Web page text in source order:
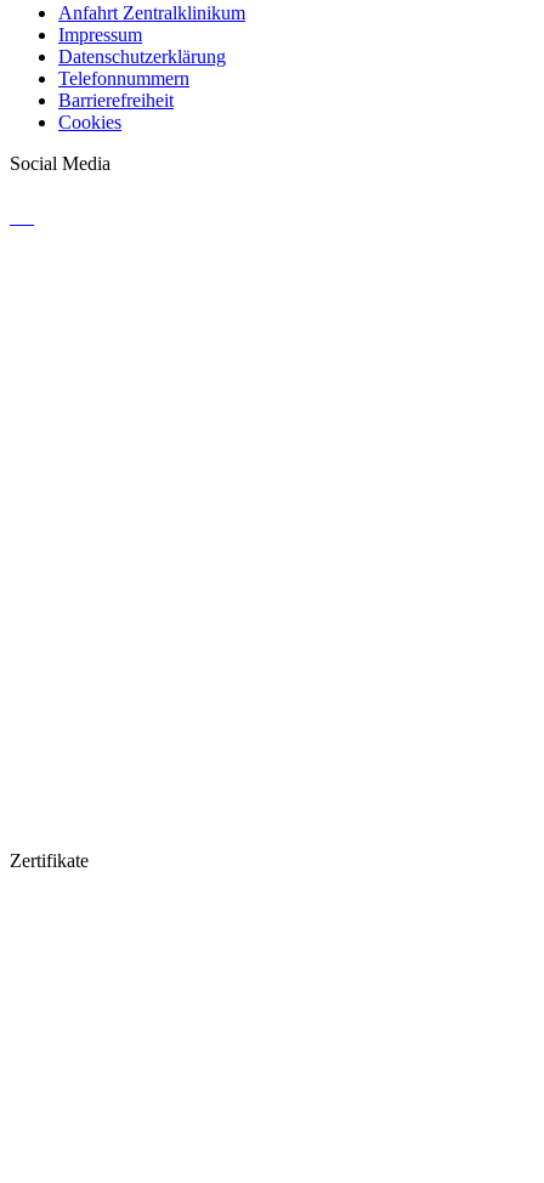
Anfahrt Zentralklinikum
Impressum
Datenschutzerklärung
Telefonnummern
Barrierefreiheit
Cookies
Social Media
Zertifikate